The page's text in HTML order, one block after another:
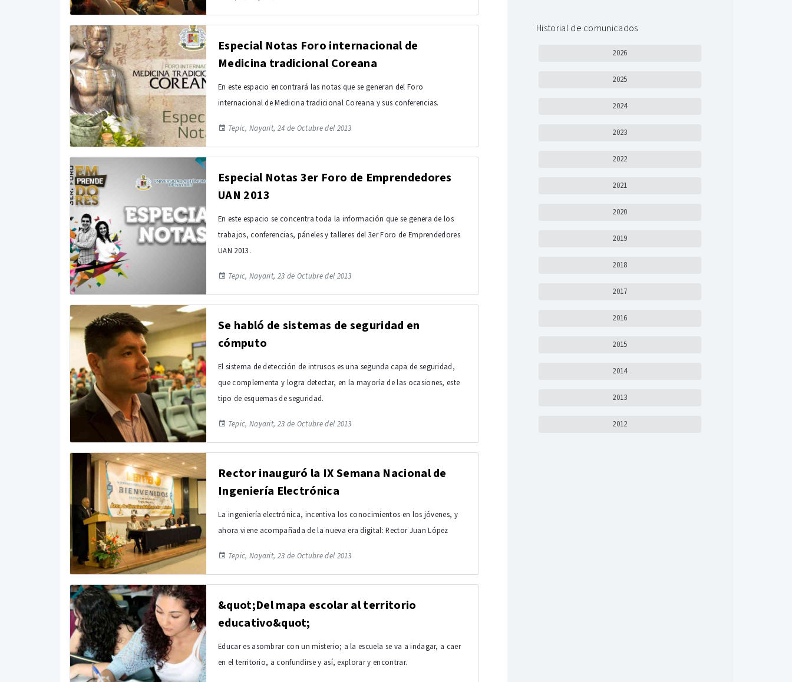
Especial Notas Foro internacional de
Medicina tradicional Coreana
En este espacio encontrará las notas que se generan del Foro
internacional de Medicina tradicional Coreana y sus conferencias.
Tepic, Nayarit, 24 de Octubre del 2013
Especial Notas 3er Foro de Emprendedores
UAN 2013
En este espacio se concentra toda la información que se genera de los
trabajos, conferencias, páneles y talleres del 3er Foro de Emprendedores
UAN 2013.
Tepic, Nayarit, 23 de Octubre del 2013
Se habló de sistemas de seguridad en
cómputo
El sistema de detección de intrusos es una segunda capa de seguridad,
que complementa y logra detectar, en la mayoría de las ocasiones, este
tipo de esquemas de seguridad.
Tepic, Nayarit, 23 de Octubre del 2013
Rector inauguró la IX Semana Nacional de
Ingeniería Electrónica
La ingeniería electrónica, incentiva los conocimientos en los jóvenes, y
ahora viene acompañada de la nueva era digital: Rector Juan López
Tepic, Nayarit, 23 de Octubre del 2013
&quot;Del mapa escolar al territorio
educativo&quot;
Educar es asombrar con un misterio; a la escuela se va a indagar, a caer
en el territorio, a confundirse y así, explorar y encontrar.
Historial de comunicados
2026
2025
2024
2023
2022
2021
2020
2019
2018
2017
2016
2015
2014
2013
2012